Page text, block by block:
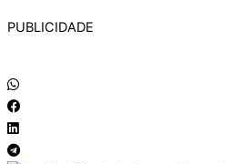
PUBLICIDADE